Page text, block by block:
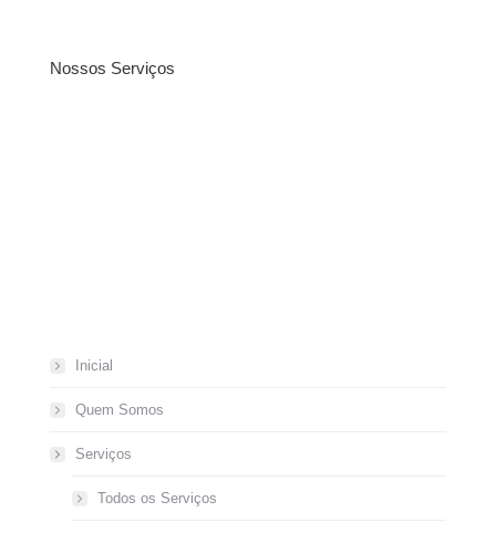
Nossos Serviços
Inicial
Quem Somos
Serviços
Todos os Serviços